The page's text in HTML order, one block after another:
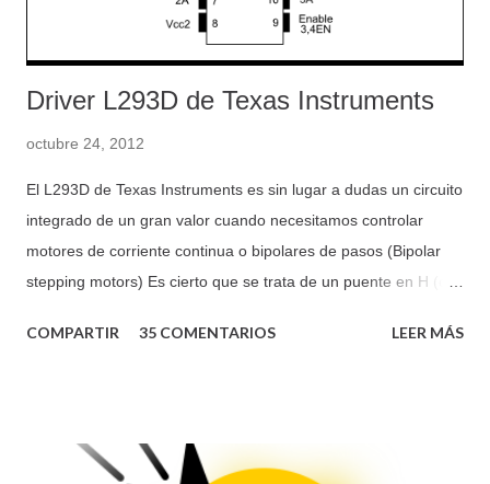
verdad que se le conoce como el Zener Progra...
Driver L293D de Texas Instruments
octubre 24, 2012
El L293D de Texas Instruments es sin lugar a dudas un circuito
integrado de un gran valor cuando necesitamos controlar
motores de corriente continua o bipolares de pasos (Bipolar
stepping motors) Es cierto que se trata de un puente en H (o
podríamos crearlo con transistores, el echo de que se
tensiones que van desde los 4.5V hasta los 36V en ambos
COMPARTIR 35 COMENTARIOS LEER MÁS